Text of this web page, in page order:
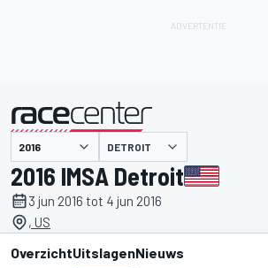
gepresenteerd door DETROIT
2016 IMSA Detroit
3 jun 2016 tot 4 jun 2016
, US
OverzichtUitslagenNieuws